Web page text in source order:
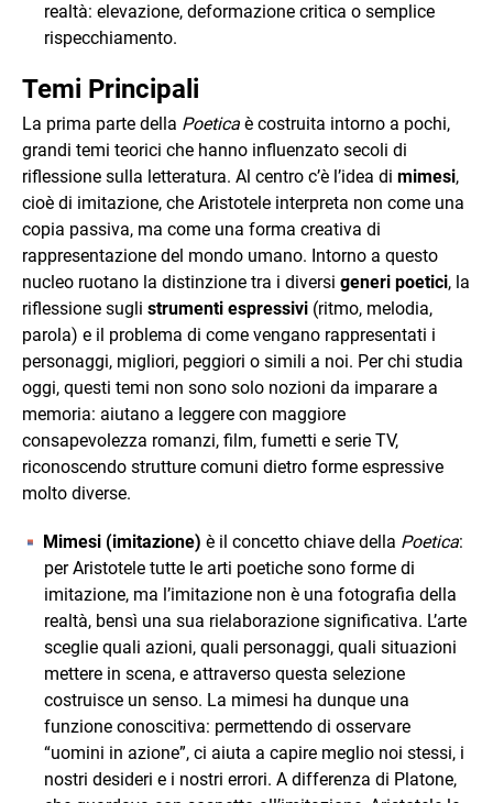
realtà: elevazione, deformazione critica o semplice
rispecchiamento.
Temi Principali
La prima parte della Poetica è costruita intorno a pochi,
grandi temi teorici che hanno influenzato secoli di
riflessione sulla letteratura. Al centro c’è l’idea di mimesi,
cioè di imitazione, che Aristotele interpreta non come una
copia passiva, ma come una forma creativa di
rappresentazione del mondo umano. Intorno a questo
nucleo ruotano la distinzione tra i diversi generi poetici, la
riflessione sugli strumenti espressivi (ritmo, melodia,
parola) e il problema di come vengano rappresentati i
personaggi, migliori, peggiori o simili a noi. Per chi studia
oggi, questi temi non sono solo nozioni da imparare a
memoria: aiutano a leggere con maggiore
consapevolezza romanzi, film, fumetti e serie TV,
riconoscendo strutture comuni dietro forme espressive
molto diverse.
Mimesi (imitazione) è il concetto chiave della Poetica:
per Aristotele tutte le arti poetiche sono forme di
imitazione, ma l’imitazione non è una fotografia della
realtà, bensì una sua rielaborazione significativa. L’arte
sceglie quali azioni, quali personaggi, quali situazioni
mettere in scena, e attraverso questa selezione
costruisce un senso. La mimesi ha dunque una
funzione conoscitiva: permettendo di osservare
“uomini in azione”, ci aiuta a capire meglio noi stessi, i
nostri desideri e i nostri errori. A differenza di Platone,